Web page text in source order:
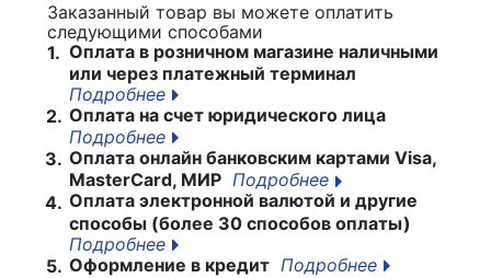
Заказанный товар вы можете оплатить
следующими способами
1. Оплата в розничном магазине наличными
или через платежный терминал
Подробнее
2. Оплата на счет юридического лица
Подробнее
3. Оплата онлайн банковским картами Visa,
MasterCard, МИР Подробнее
4. Оплата электронной валютой и другие
способы (более 30 способов оплаты)
Подробнее
5. Оформление в кредит Подробнее